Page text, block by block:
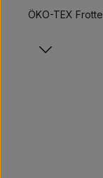
ÖKO-TEX
Bildergalerie